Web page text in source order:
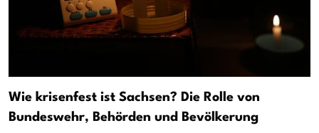
Wie krisenfest ist Sachsen? Die Rolle von
Bundeswehr, Behörden und Bevölkerung